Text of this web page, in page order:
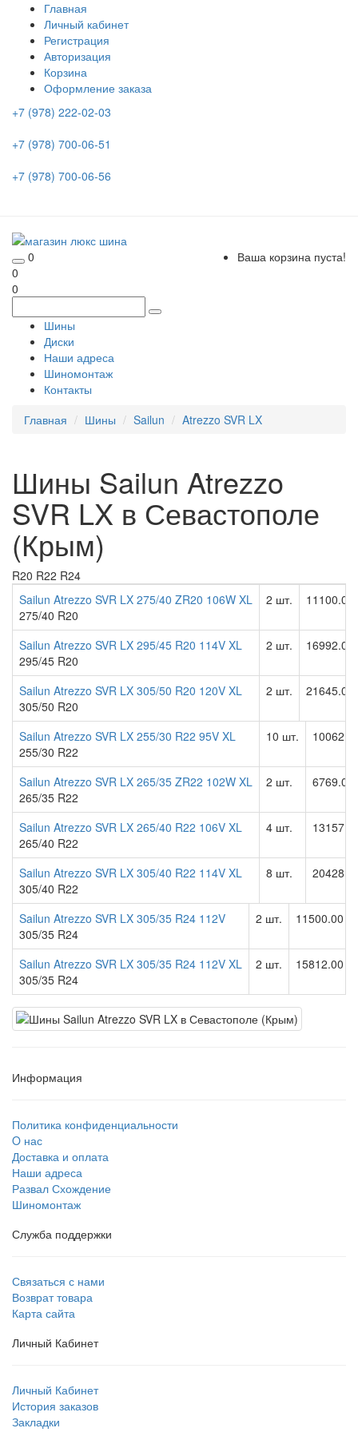
Главная
Личный кабинет
Регистрация
Авторизация
Корзина
Оформление заказа
+7 (978) 222-02-03
+7 (978) 700-06-51
+7 (978) 700-06-56
0
Ваша корзина пуста!
0
0
Шины
Диски
Наши адреса
Шиномонтаж
Контакты
Главная
Шины Sailun Atrezzo SVR LX
Шины Sailun Atrezzo
SVR LX в Севастополе
(Крым)
R20 R22 R24
Sailun Atrezzo SVR LX 275/40 ZR20 106W XL
275/40 R20
2 шт. 11100.00
Sailun Atrezzo SVR LX 295/45 R20 114V XL
295/45 R20
2 шт. 16992.00
Sailun Atrezzo SVR LX 305/50 R20 120V XL
305/50 R20
2 шт. 21645.00
Sailun Atrezzo SVR LX 255/30 R22 95V XL
255/30 R22
10 шт.
Sailun Atrezzo SVR LX 265/35 ZR22 102W XL
265/35 R22
2 шт. 6769.00
Sailun Atrezzo SVR LX 265/40 R22 106V XL
265/40 R22
4 шт.
Sailun Atrezzo SVR LX 305/40 R22 114V XL
305/40 R22
8 шт.
Sailun Atrezzo SVR LX 305/35 R24 112V
305/35 R24
2 шт. 11500.00
Sailun Atrezzo SVR LX 305/35 R24 112V XL
305/35 R24
2 шт. 15812.00
Информация
Политика конфиденциальности
O нас
Доставка и оплата
Наши адреса
Развал Схождение
Шиномонтаж
Служба поддержки
Связаться с нами
Возврат товара
Карта сайта
Личный Кабинет
Личный Кабинет
История заказов
Закладки